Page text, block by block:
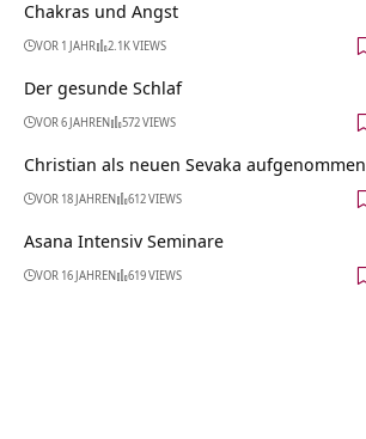
Chakras und Angst
VOR 1 JAHR 2.1K VIEWS
Der gesunde Schlaf
VOR 6 JAHREN 572 VIEWS
Christian als neuen Sevaka aufgenommen
VOR 18 JAHREN 612 VIEWS
Asana Intensiv Seminare
VOR 16 JAHREN 619 VIEWS